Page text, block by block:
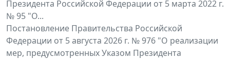
Президента Российской Федерации от 5 марта 2022 г.
№ 95 "О...
Постановление Правительства Российской
Федерации от 5 августа 2026 г. № 976 "О реализации
мер, предусмотренных Указом Президента